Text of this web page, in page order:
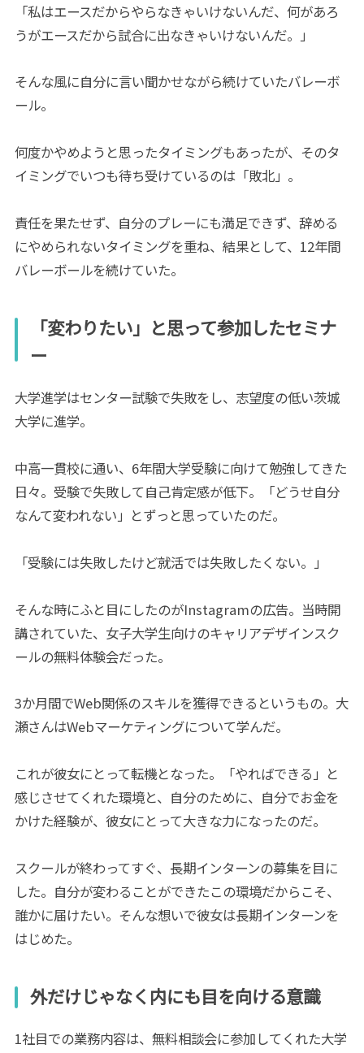
「私はエースだからやらなきゃいけないんだ、何があろ
うがエースだから試合に出なきゃいけないんだ。」
そんな風に自分に言い聞かせながら続けていたバレーボ
ール。
何度かやめようと思ったタイミングもあったが、そのタ
イミングでいつも待ち受けているのは「敗北」。
責任を果たせず、自分のプレーにも満足できず、辞める
にやめられないタイミングを重ね、結果として、12年間
バレーボールを続けていた。
「変わりたい」と思って参加したセミナ
ー
大学進学はセンター試験で失敗をし、志望度の低い茨城
大学に進学。
中高一貫校に通い、6年間大学受験に向けて勉強してきた
日々。受験で失敗して自己肯定感が低下。「どうせ自分
なんて変われない」とずっと思っていたのだ。
「受験には失敗したけど就活では失敗したくない。」
そんな時にふと目にしたのがInstagramの広告。当時開
講されていた、女子大学生向けのキャリアデザインスク
ールの無料体験会だった。
3か月間でWeb関係のスキルを獲得できるというもの。大
瀬さんはWebマーケティングについて学んだ。
これが彼女にとって転機となった。「やればできる」と
感じさせてくれた環境と、自分のために、自分でお金を
かけた経験が、彼女にとって大きな力になったのだ。
スクールが終わってすぐ、長期インターンの募集を目に
した。自分が変わることができたこの環境だからこそ、
誰かに届けたい。そんな想いで彼女は長期インターンを
はじめた。
外だけじゃなく内にも目を向ける意識
1社目での業務内容は、無料相談会に参加してくれた大学